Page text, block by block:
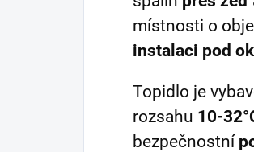
místnosti o
instalaci pod
Topidlo je
rozsahu 10-
bezpečnostní